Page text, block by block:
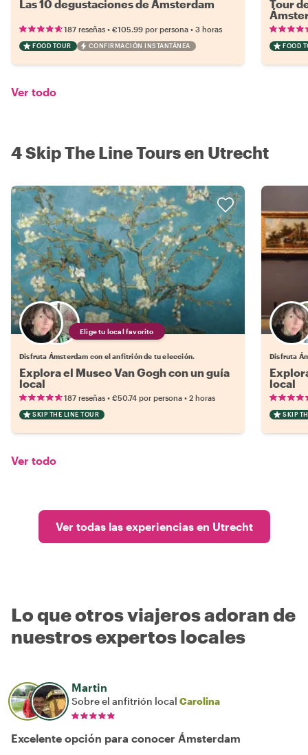
Las 10 degustaciones de Ámsterdam
187 reseñas • €105.99 por persona • 3 horas
FOOD TOUR CONFIRMACIÓN INSTANTÁNEA
Tour
FOOD
Ver todo
4 Skip The Line Tours en Utrecht
Elige tu local favorito
Disfruta Ámsterdam con el anfitrión de tu elección.
Explora el Museo Van Gogh con un guía
local
187 reseñas • €50.74 por persona • 2 horas
SKIP THE LINE TOUR
Disfruta
local
SKIP
Ver todo
Ver todas las experiencias en Utrecht
Lo que otros viajeros adoran de
nuestros expertos locales
Martin
Sobre el anfitrión local Carolina
Excelente opción para conocer Ámsterdam